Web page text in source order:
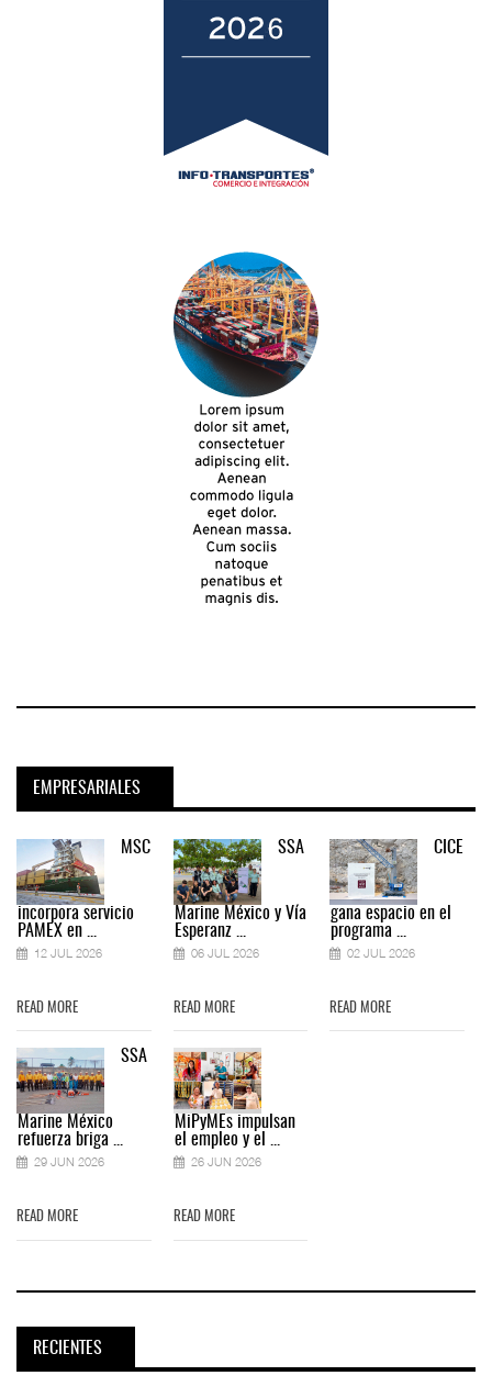
EMPRESARIALES
MSC
incorpora servicio
PAMEX en ...
12 JUL 2026
READ MORE
SSA
Marine México
refuerza briga ...
29 JUN 2026
READ MORE
SSA
Marine México y Vía
Esperanz ...
06 JUL 2026
READ MORE
MiPyMEs impulsan
el empleo y el ...
26 JUN 2026
READ MORE
CICE
gana espacio en el
programa ...
02 JUL 2026
READ MORE
RECIENTES